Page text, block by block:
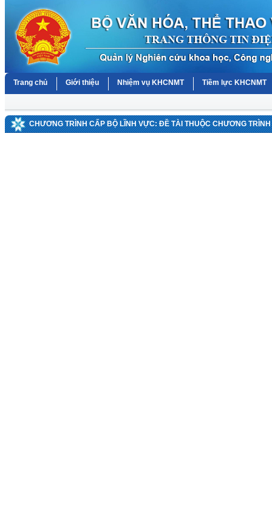
Trang chủ Giới thiệu Nhiệm vụ KHCNMT Tiềm lực KHCNMT
CHƯƠNG TRÌNH CẤP BỘ LĨNH VỰC: ĐỀ TÀI THUỘC CHƯƠNG